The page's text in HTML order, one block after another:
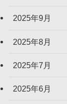
2025年9月
2025年8月
2025年7月
2025年6月